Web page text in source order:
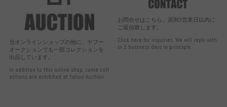
当オンラインショップの他に、ヤフー
オークションでも一部コレクションを
出品しています。
In addition to this online shop, some coll
ections are exhibited at Yahoo Auction.
お問合せはこちら。原則3営業日以内に
ご返信致します。
Click here for inquiries. We will reply with
in 3 business days in principle.